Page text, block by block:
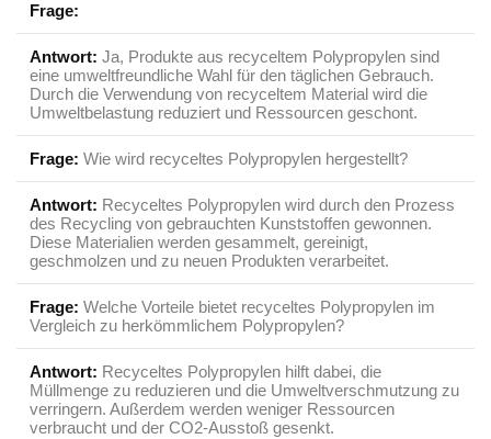
Frage:
Antwort: Ja, Produkte aus recyceltem Polypropylen sind
eine‌ umweltfreundliche Wahl für ‌den ⁢täglichen​ Gebrauch.
Durch die Verwendung von recyceltem Material wird die
Umweltbelastung reduziert und Ressourcen⁢ geschont.
Frage: Wie wird​ recyceltes Polypropylen⁤ hergestellt?
Antwort: Recyceltes Polypropylen wird ⁢durch den Prozess
des Recycling von gebrauchten ‍Kunststoffen⁤ gewonnen.
Diese Materialien werden gesammelt, gereinigt,
geschmolzen und ⁣zu neuen Produkten⁤ verarbeitet.
Frage: Welche Vorteile bietet recyceltes Polypropylen im⁤
Vergleich ⁣zu herkömmlichem‌ Polypropylen?
Antwort: Recyceltes Polypropylen hilft ⁤dabei, die
Müllmenge zu reduzieren ‍und die Umweltverschmutzung ‌zu
verringern.​ Außerdem werden weniger Ressourcen
verbraucht und der CO2-Ausstoß gesenkt.